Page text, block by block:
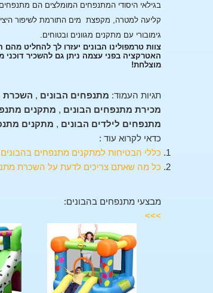
בגילאי היסודי המתנפחים המומלצים הם
קליעה למטרה, מקפצת מים התורמת לשיפור
גימובורי עם מתקנים מגוונים ובטוחים.
צוות טרמפולינו הבונים יעזרו לך להחליט
האטרקציה בפני עצמה ניתן גם להשכיר דוכני
מוצלחת!
תגיות העמוד: מתנפחים הבונים , השכרת
מכירת מתנפחים הבונים , מתקנים
מתנפחים לילדים הבונים , מתקנים
כדאי לקרוא עוד :
כללי הבטיחות למתקנים מתנפחים בהבונים
כל מה שאתם צריכים לדעת על השכרת
מבצעי מתנפחים בהבונים:
>>>